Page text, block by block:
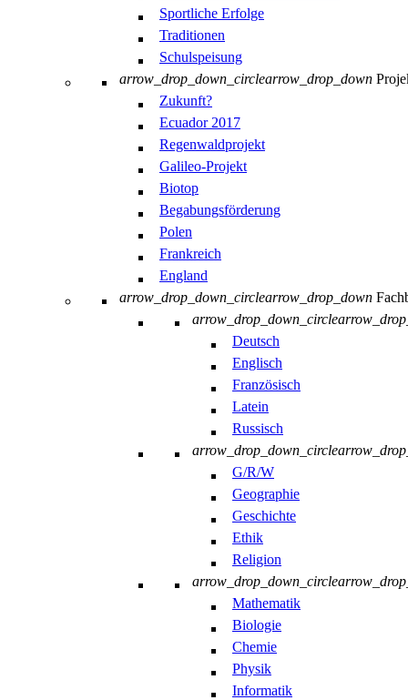
Sportliche Erfolge
Traditionen
Schulspeisung
arrow_drop_down_circlearrow_drop_down
Zukunft?
Ecuador 2017
Regenwaldprojekt
Galileo-Projekt
Biotop
Begabungsförderung
Polen
Frankreich
England
arrow_drop_down_circlearrow_drop_down
arrow_drop_down_circle
Deutsch
Englisch
Französisch
Latein
Russisch
arrow_drop_down_circle
G/R/W
Geographie
Geschichte
Ethik
Religion
arrow_drop_down_circle
Mathematik
Biologie
Chemie
Physik
Informatik